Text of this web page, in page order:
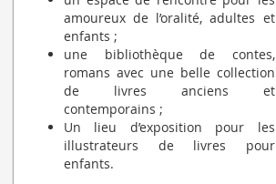
amoureux de l’oralité, adultes et
enfants ;
une bibliothèque de contes,
romans avec une belle collection
de livres anciens et
contemporains ;
Un lieu d’exposition pour les
illustrateurs de livres pour
enfants.